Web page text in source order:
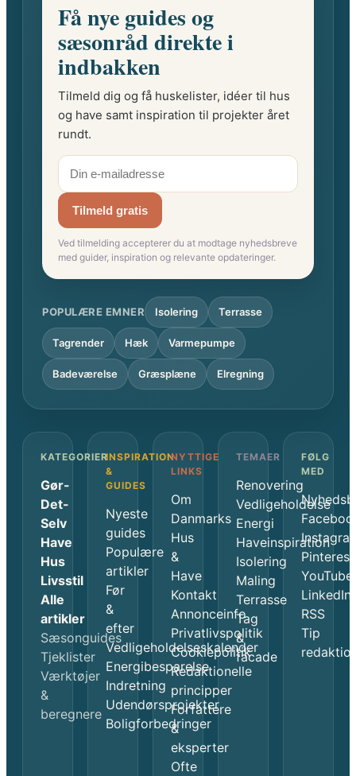
Få nye guides og
sæsonråd direkte i
indbakken
Tilmeld dig og få huskelister, idéer til hus
og have samt inspiration til projekter året
rundt.
Tilmeld gratis
Ved tilmelding accepterer du at modtage nyhedsbreve
med guider, inspiration og relevante opdateringer.
POPULÆRE EMNER Isolering Terrasse
Tagrender Hæk Varmepumpe
Badeværelse Græsplæne Elregning
KATEGORIER
Gør-
Det-
Selv
Have
Hus
Livsstil
Alle
artikler
Sæsonguides
Tjeklister
Værktøjer
&
beregnere
INSPIRATION
&
GUIDES
Nyeste
guides
Populære
artikler
Før
&
efter
Vedligeholdelseskalender
Energibesparelse
Indretning
Udendørsprojekter
Boligforbedringer
NYTTIGE
LINKS
Om
Danmarks
Hus
&
Have
Kontakt
Annonceinfo
Privatlivspolitik
Cookiepolitik
Redaktionelle
principper
Forfattere
&
eksperter
Ofte
TEMAER
Renovering
Vedligeholdelse
Energi
Haveinspiration
Isolering
Maling
Terrasse
Tag
&
facade
FØLG
MED
Pinterest
YouTube
LinkedIn
RSS
Tip